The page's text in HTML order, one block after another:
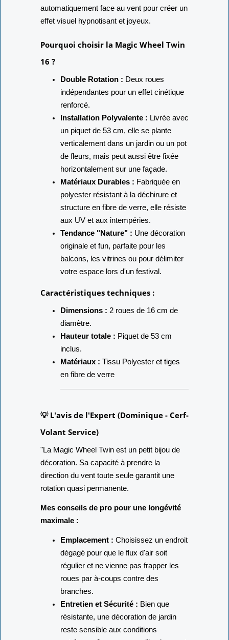
automatiquement face au vent pour créer un
effet visuel hypnotisant et joyeux.
Pourquoi choisir la Magic Wheel Twin
16 ?
Double Rotation : Deux roues
indépendantes pour un effet cinétique
renforcé.
Installation Polyvalente : Livrée avec
un piquet de 53 cm, elle se plante
verticalement dans un jardin ou un pot
de fleurs, mais peut aussi être fixée
horizontalement sur une façade.
Matériaux Durables : Fabriquée en
polyester résistant à la déchirure et
structure en fibre de verre, elle résiste
aux UV et aux intempéries.
Tendance "Nature" : Une décoration
originale et fun, parfaite pour les
balcons, les vitrines ou pour délimiter
votre espace lors d'un festival.
Caractéristiques techniques :
Dimensions : 2 roues de 16 cm de
diamètre.
Hauteur totale : Piquet de 53 cm
inclus.
Matériaux : Tissu Polyester et tiges
en fibre de verre
💡 L'avis de l'Expert (Dominique - Cerf-
Volant Service)
"La Magic Wheel Twin est un petit bijou de
décoration. Sa capacité à prendre la
direction du vent toute seule garantit une
rotation quasi permanente.
Mes conseils de pro pour une longévité
maximale :
Emplacement : Choisissez un endroit
dégagé pour que le flux d'air soit
régulier et ne vienne pas frapper les
roues par à-coups contre des
branches.
Entretien et Sécurité : Bien que
résistante, une décoration de jardin
reste sensible aux conditions